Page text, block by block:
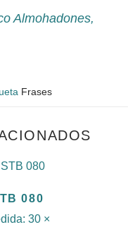
Almohadones,
Frases
080
30 ×